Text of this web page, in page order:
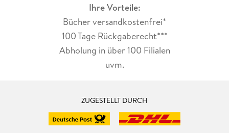
Ihre Vorteile:
Bücher versandkostenfrei*
100 Tage Rückgaberecht***
Abholung in über 100 Filialen
uvm.
ZUGESTELLT DURCH